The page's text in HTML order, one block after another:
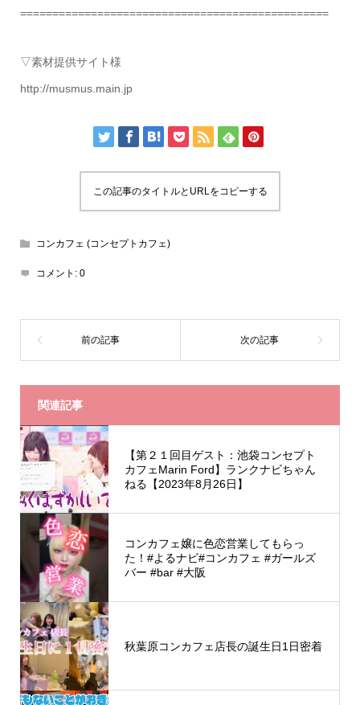
================================================
▽素材提供サイト様
http://musmus.main.jp
この記事のタイトルとURLをコピーする
コンカフェ (コンセプトカフェ)
コメント: 0
関連記事
【第２１回目ゲスト：池袋コンセプト
カフェMarin Ford】ランクナビちゃん
ねる【2023年8月26日】
コンカフェ嬢に色恋営業してもらっ
た！#よるナビ#コンカフェ #ガールズ
バー #bar #大阪
秋葉原コンカフェ店長の誕生日1日密着